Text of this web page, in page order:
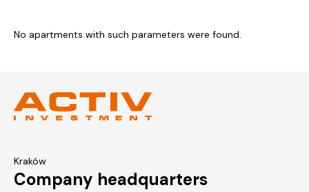
No apartments with such parameters were found.
Kraków
Company headquarters